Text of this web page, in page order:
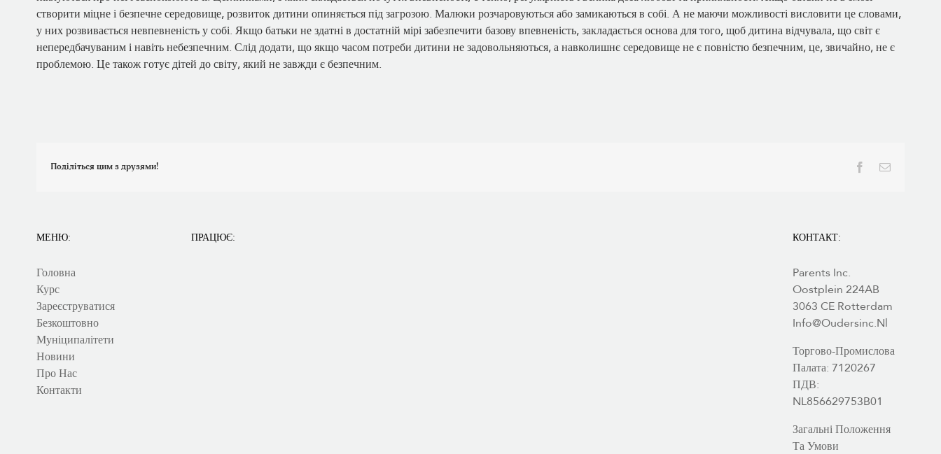
створити міцне і безпечне середовище, розвиток дитини опиняється під загрозою. Малюки розчаровуються або замикаються в собі. А не маючи можливості висловити це словами,
у них розвивається невпевненість у собі. Якщо батьки не здатні в достатній мірі забезпечити базову впевненість, закладається основа для того, щоб дитина відчувала, що світ є
непередбачуваним і навіть небезпечним. Слід додати, що якщо часом потреби дитини не задовольняються, а навколишнє середовище не є повністю безпечним, це, звичайно, не є
проблемою. Це також готує дітей до світу, який не завжди є безпечним.
Поділіться цим з друзями! Facebook
МЕНЮ:
Головна
Курс
Зареєструватися
Безкоштовно
Муніципалітети
Новини
Про Нас
Контакти
ПРАЦЮЄ: КОНТАКТ:
Parents Inc.
Oostplein 224AB
3063 CE Rotterdam
Info@oudersinc.nl
Торгово-Промислова
Палата: 7120267
ПДВ:
NL856629753B01
Загальні Положення
Та Умови